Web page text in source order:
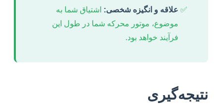
علاقه و انگیزه شخصی: اشتیاق شما به
موضوع، موتور محرکه شما در طول این
فرآیند خواهد بود.
نتیجه‌گیری